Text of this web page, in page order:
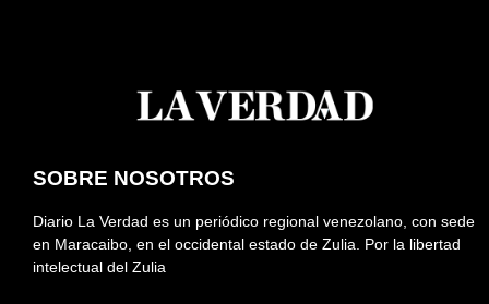
SOBRE NOSOTROS
Diario La Verdad es un periódico regional venezolano, con sede
en Maracaibo, en el occidental estado de Zulia. Por la libertad
intelectual del Zulia